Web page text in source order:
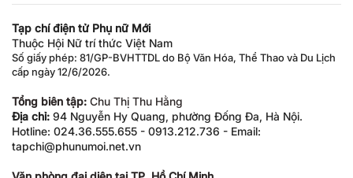
Tạp chí điện tử Phụ nữ Mới
Thuộc Hội Nữ trí thức Việt Nam
Số giấy phép: 81/GP-BVHTTDL do Bộ Văn Hóa, Thể Thao và Du Lịch
cấp ngày 12/6/2026.
Tổng biên tập: Chu Thị Thu Hằng
Địa chỉ: 94 Nguyễn Hy Quang, phường Đống Đa, Hà Nội.
Hotline: 024.36.555.655 - 0913.212.736 - Email:
tapchi@phunumoi.net.vn
Văn phòng đại diện tại TP. Hồ Chí Minh